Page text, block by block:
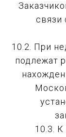
связи
10.2. При
подлежат
10.3.